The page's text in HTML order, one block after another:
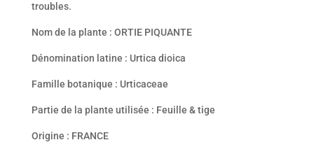
troubles.
Nom de la plante : ORTIE PIQUANTE
Dénomination latine : Urtica dioica
Famille botanique : Urticaceae
Partie de la plante utilisée : Feuille & tige
Origine : FRANCE